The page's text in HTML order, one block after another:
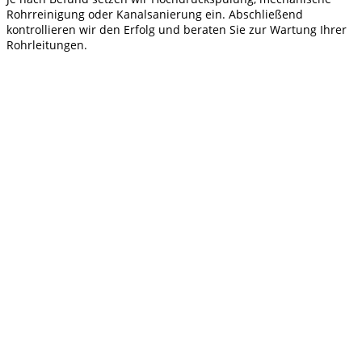
Rohrreinigung oder Kanalsanierung ein. Abschließend
kontrollieren wir den Erfolg und beraten Sie zur Wartung Ihrer
Rohrleitungen.